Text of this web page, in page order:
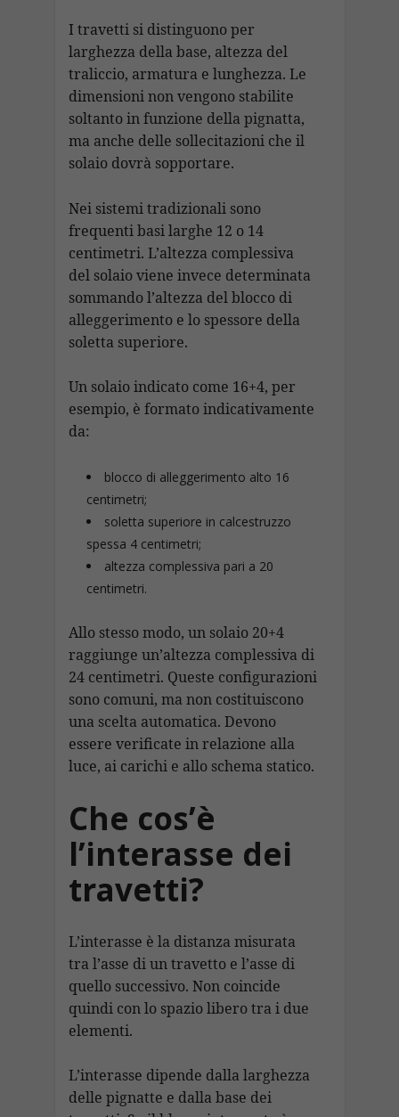
I travetti si distinguono per
larghezza della base, altezza del
traliccio, armatura e lunghezza. Le
dimensioni non vengono stabilite
soltanto in funzione della pignatta,
ma anche delle sollecitazioni che il
solaio dovrà sopportare.
Nei sistemi tradizionali sono
frequenti basi larghe 12 o 14
centimetri. L’altezza complessiva
del solaio viene invece determinata
sommando l’altezza del blocco di
alleggerimento e lo spessore della
soletta superiore.
Un solaio indicato come 16+4, per
esempio, è formato indicativamente
da:
blocco di alleggerimento alto 16
centimetri;
soletta superiore in calcestruzzo
spessa 4 centimetri;
altezza complessiva pari a 20
centimetri.
Allo stesso modo, un solaio 20+4
raggiunge un’altezza complessiva di
24 centimetri. Queste configurazioni
sono comuni, ma non costituiscono
una scelta automatica. Devono
essere verificate in relazione alla
luce, ai carichi e allo schema statico.
Che cos’è
l’interasse dei
travetti?
L’interasse è la distanza misurata
tra l’asse di un travetto e l’asse di
quello successivo. Non coincide
quindi con lo spazio libero tra i due
elementi.
L’interasse dipende dalla larghezza
delle pignatte e dalla base dei